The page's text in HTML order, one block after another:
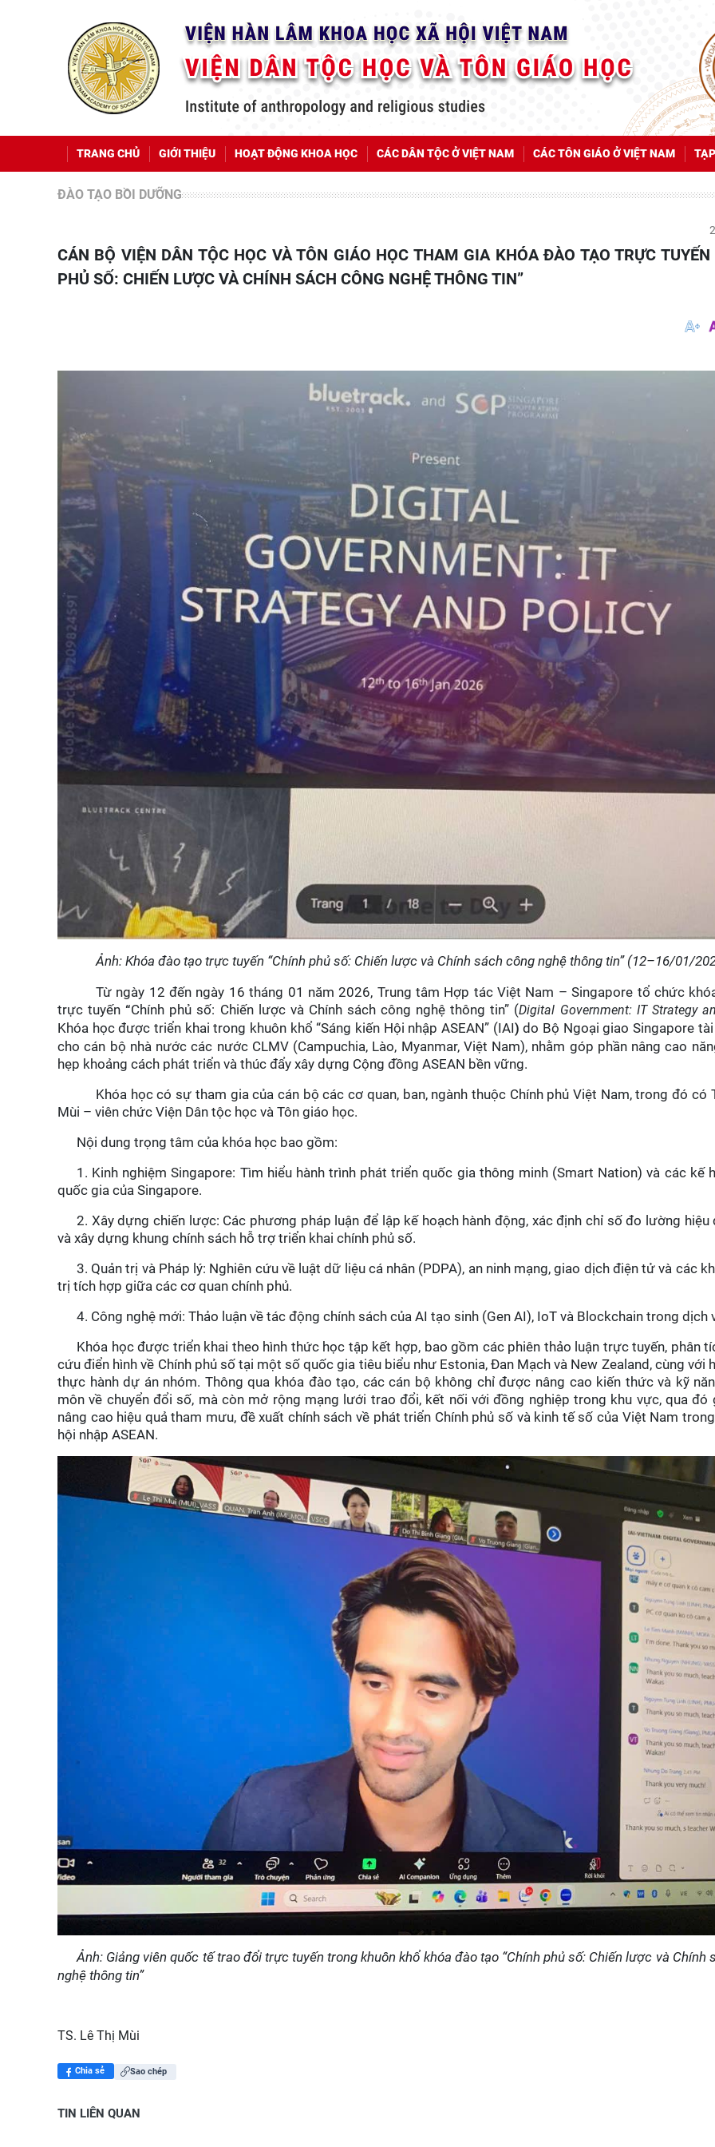
TRANG CHỦ GIỚI THIỆU HOẠT ĐỘNG KHOA HỌC CÁC DÂN TỘC Ở VIỆT NAM CÁC TÔN GIÁO Ở VIỆT NAM
ĐÀO TẠO BỒI DƯỠNG
CÁN BỘ VIỆN DÂN TỘC HỌC VÀ TÔN GIÁO HỌC THAM GIA KHÓA ĐÀO TẠO TRỰC TUYẾN “CHÍNH
PHỦ SỐ: CHIẾN LƯỢC VÀ CHÍNH SÁCH CÔNG NGHỆ THÔNG TIN”
Ảnh: Khóa đào tạo trực tuyến “Chính phủ số: Chiến lược và Chính sách công nghệ thông tin” (12–16/01/
Từ ngày 12 đến ngày 16 tháng 01 năm 2026, Trung tâm Hợp tác Việt Nam – Singapore tổ chức
trực tuyến“Chính phủ số: Chiến lược và Chính sách công nghệ thông tin” (Digital Government: IT Strategy
Khóa học được triển khai trong khuôn khổ “Sáng kiến Hội nhập ASEAN” (IAI) do Bộ Ngoại giao Singapore
cho cán bộ nhà nước các nước CLMV (Campuchia, Lào, Myanmar, Việt Nam), nhằm góp phần nâng cao
hẹp khoảng cách phát triển và thúc đẩy xây dựng Cộng đồng ASEAN bền vững.
Khóa học có sự tham gia của cán bộ các cơ quan, ban, ngành thuộc Chính phủ Việt Nam, trong đó có
Mùi – viên chức Viện Dân tộc học và Tôn giáo học.
Nội dung trọng tâm của khóa học bao gồm:
1. Kinh nghiệm Singapore: Tìm hiểu hành trình phát triển quốc gia thông minh (Smart Nation) và các kế
quốc gia của Singapore.
2. Xây dựng chiến lược: Các phương pháp luận để lập kế hoạch hành động, xác định chỉ số đo lường hiệu
và xây dựng khung chính sách hỗ trợ triển khai chính phủ số.
3. Quản trị và Pháp lý: Nghiên cứu về luật dữ liệu cá nhân (PDPA), an ninh mạng, giao dịch điện tử và các
trị tích hợp giữa các cơ quan chính phủ.
4. Công nghệ mới: Thảo luận về tác động chính sách của AI tạo sinh (Gen AI), IoT và Blockchain trong dịch
Khóa học được triển khai theo hình thức học tập kết hợp, bao gồm các phiên thảo luận trực tuyến, phân
cứu điển hình về Chính phủ số tại một số quốc gia tiêu biểu như Estonia, Đan Mạch và New Zealand, cùng với
thực hành dự án nhóm. Thông qua khóa đào tạo, các cán bộ không chỉ được nâng cao kiến thức và kỹ
môn về chuyển đổi số, mà còn mở rộng mạng lưới trao đổi, kết nối với đồng nghiệp trong khu vực, qua đó
nâng cao hiệu quả tham mưu, đề xuất chính sách về phát triển Chính phủ số và kinh tế số của Việt Nam
hội nhập ASEAN.
Ảnh: Giảng viên quốc tế trao đổi trực tuyến trong khuôn khổ khóa đào tạo “Chính phủ số: Chiến lược và Chính
nghệ thông tin”
TS. Lê Thị Mùi
Chia sẻ Sao chép
TIN LIÊN QUAN